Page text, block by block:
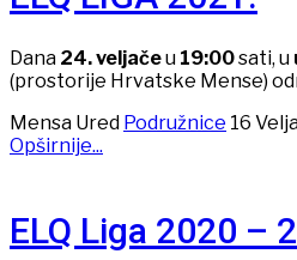
Dana 24. veljačeu 19:00sati, u
(prostorije Hrvatske Mense)
Mensa Ured Podružnice 16
Opširnije...
ELQ Liga 2020 –